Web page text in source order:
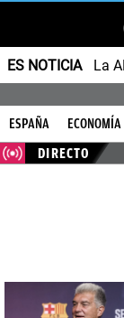
ES NOTICIA
ESPAÑA ECONOMÍA
DIRECTO